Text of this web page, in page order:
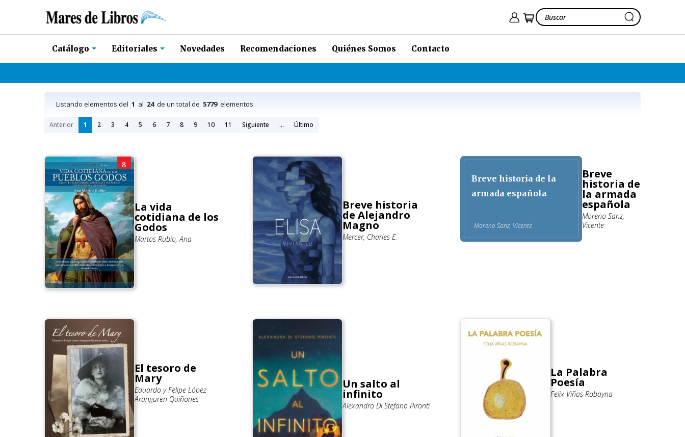
Catálogo Editoriales Novedades Recomendaciones Quiénes Somos Contacto
Listando elementos del 1 al 24de un total de 5779elementos
Anterior 1 2 3 4 5 6 7 8 9 10 11 Siguiente ... Último
La vida
cotidiana de los
Godos
Martos Rubio, Ana
Breve historia
de Alejandro
Magno
Mercer, Charles E.
Breve historia de la
armada española
Moreno Sanz, Vicente
Breve
historia de
la armada
española
Moreno Sanz,
Vicente
El tesoro de
Mary
Eduardo y Felipe López
Aranguren Quiñones
Un salto al
infinito
Alexandro Di Stefano Pironti
La Palabra
Poesía
Felix Viñas Robayna